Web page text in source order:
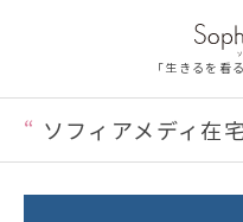
「生きるを看
ソフィアメディ在